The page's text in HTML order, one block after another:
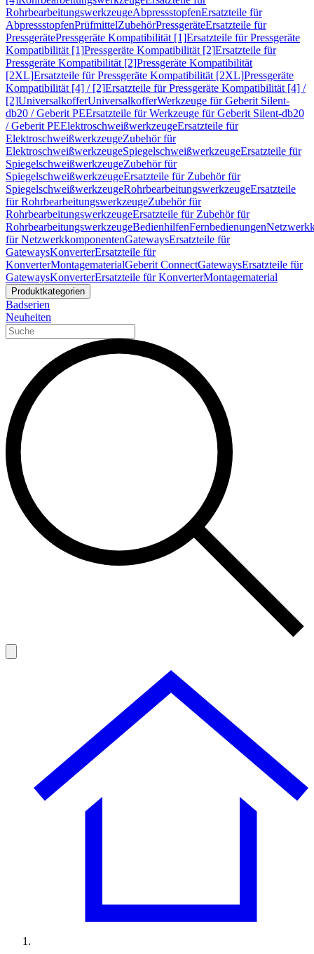
RohrbearbeitungswerkzeugeAbpressstopfenErsatzteile für
AbpressstopfenPrüfmittelZubehörPressgeräteErsatzteile für
PressgerätePressgeräte Kompatibilität [1]Ersatzteile für Pressgeräte
Kompatibilität [1]Pressgeräte Kompatibilität [2]Ersatzteile für
Pressgeräte Kompatibilität [2]Pressgeräte Kompatibilität
[2XL]Ersatzteile für Pressgeräte Kompatibilität [2XL]Pressgeräte
Kompatibilität [4] / [2]Ersatzteile für Pressgeräte Kompatibilität [4] /
[2]UniversalkofferUniversalkofferWerkzeuge für Geberit Silent-
db20 / Geberit PEErsatzteile für Werkzeuge für Geberit Silent-db20
/ Geberit PEElektroschweißwerkzeugeErsatzteile für
ElektroschweißwerkzeugeZubehör für
ElektroschweißwerkzeugeSpiegelschweißwerkzeugeErsatzteile für
SpiegelschweißwerkzeugeZubehör für
SpiegelschweißwerkzeugeErsatzteile für Zubehör für
SpiegelschweißwerkzeugeRohrbearbeitungswerkzeugeErsatzteile
für RohrbearbeitungswerkzeugeZubehör für
RohrbearbeitungswerkzeugeErsatzteile für Zubehör für
RohrbearbeitungswerkzeugeBedienhilfenFernbedienungen
für NetzwerkkomponentenGatewaysErsatzteile für
GatewaysKonverterErsatzteile für
KonverterMontagematerialGeberit ConnectGatewaysErsatzteile für
GatewaysKonverterErsatzteile für KonverterMontagematerial
Produktkategorien
Badserien
Neuheiten